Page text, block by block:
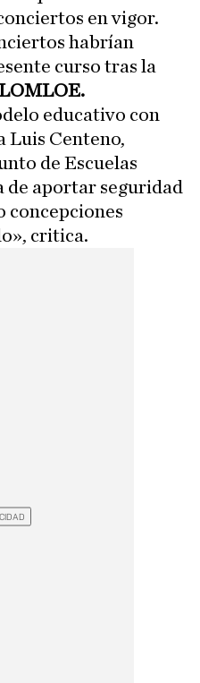
en vigor.
habrían
curso tras la
educativo con
Luis Centeno,
de Escuelas
de aportar seguridad
concepciones
critica.